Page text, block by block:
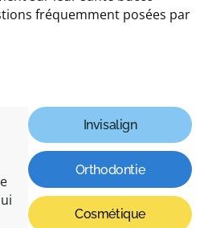
Invisalign
Orthodontie
Cosmétique
fréquemment posées par